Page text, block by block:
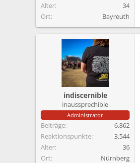
Alter
34
Ort
Bayreuth
indiscernible
inaussprechible
Administrator
Beiträge
6.862
Reaktionspunkte
3.544
Alter
36
Ort
Nürnberg